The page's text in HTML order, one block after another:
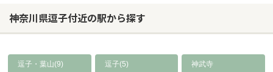
神奈川県逗子付近の駅から探す
逗子・葉山(9) 逗子(5) 神武寺